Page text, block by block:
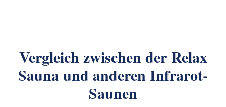
Vergleich zwischen der Relax
Sauna und anderen Infrarot-
Saunen